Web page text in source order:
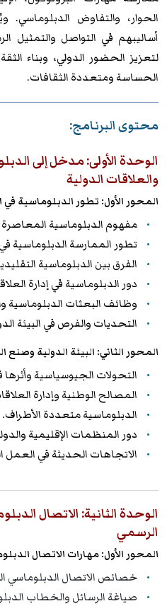
الحوار، والتفاوض
أساليبهم في التواصل
لتعزيز الحضور الدولي، وبناء
الحساسة ومتعددة الثقافات.
محتوى البرنامج:
الوحدة الأولى: مدخل إلى
والعلاقات الدولية
المحور الأول: تطور الدبلوماسية في
مفهوم الدبلوماسية
تطور الممارسة الدبلوماسية
الفرق بين الدبلوماسية
دور الدبلوماسية في إدارة
وظائف البعثات الدبلوماسية
التحديات والفرص في البيئة
المحور الثاني: البيئة الدولية وصنع
التحولات الجيوسياسية وأثرها
المصالح الوطنية وإدارة
الدبلوماسية متعددة الأطراف.
دور المنظمات الإقليمية
الاتجاهات الحديثة في العمل
الوحدة الثانية: الاتصال
الرسمي
المحور الأول: مهارات الاتصال
خصائص الاتصال الدبلوماسي
صياغة الرسائل والخطاب